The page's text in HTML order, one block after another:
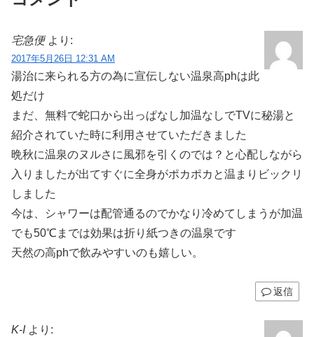
宅急便 より:
2017年5月26日 12:31 AM
湯治に来られる方の為に宣伝しない温泉高phは此
処だけ
まだ、無料で蛇口から出っぱなし加温なしでTVに秘湯と
紹介されていた時に利用させていただきました
晩秋に温泉のヌルさに風邪を引くのでは？と心配しながら
入りましたが出てすぐに全身がポカポカと温まりビックリ
しました
今は、シャワーは配管通るのでかなり冷めてしまうが加温
でも50℃までは効果は折り紙つきの温泉です
天然の高phで飲みやすいのも嬉しい。
返信
K-I より: